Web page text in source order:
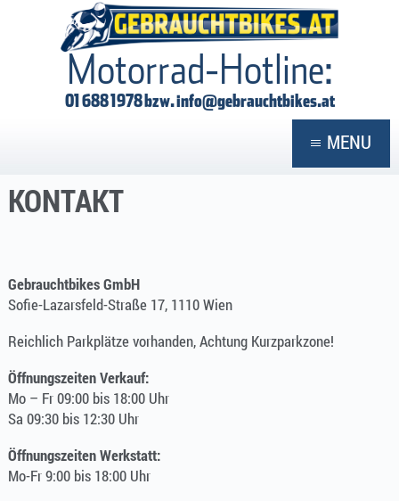
GEBRAUCHTBIKES
Motorrad-Hotline:
01 688 1978 bzw.info@gebrauchtbikes.at
MENU
KONTAKT
Gebrauchtbikes GmbH
Sofie-Lazarsfeld-Straße 17, 1110 Wien
Reichlich Parkplätze vorhanden, Achtung Kurzparkzone!
Öffnungszeiten Verkauf:
Mo – Fr 09:00 bis 18:00 Uhr
Sa 09:30 bis 12:30 Uhr
Öffnungszeiten Werkstatt:
Mo-Fr 9:00 bis 18:00 Uhr